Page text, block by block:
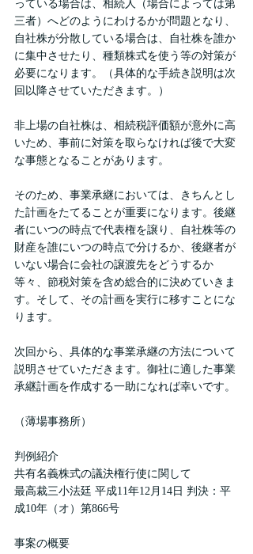
っている場合は、相続人（場合によっては第
三者）へどのようにわけるかが問題となり、
自社株が分散している場合は、自社株を誰か
に集中させたり、種類株式を使う等の対策が
必要になります。（具体的な手続き説明は次
回以降させていただきます。）
非上場の自社株は、相続税評価額が意外に高
いため、事前に対策を取らなければ後で大変
な事態となることがあります。
そのため、事業承継においては、きちんとし
た計画をたてることが重要になります。後継
者にいつの時点で代表権を譲り、自社株等の
財産を誰にいつの時点で分けるか、後継者が
いない場合に会社の譲渡先をどうするか
等々、節税対策を含め総合的に決めていきま
す。そして、その計画を実行に移すことにな
ります。
次回から、具体的な事業承継の方法について
説明させていただきます。御社に適した事業
承継計画を作成する一助になれば幸いです。
（薄場事務所）
判例紹介
共有名義株式の議決権行使に関して
最高裁三小法廷 平成11年12月14日 判決：平
成10年（オ）第866号
事案の概要